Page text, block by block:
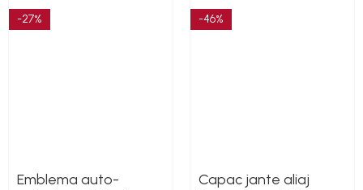
-27%
Emblema auto-
-46%
Capac jante aliaj